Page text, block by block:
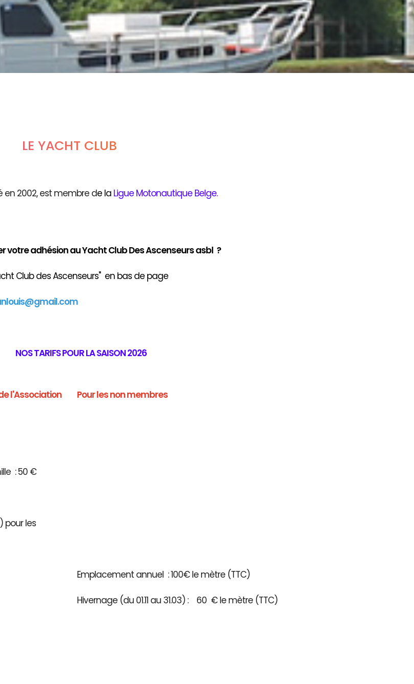
LE YACHT CLUB
en 2002, est membre de la Ligue Motonautique Belge.
votre adhésion au Yacht Club Des Ascenseurs asbl ?
Club des Ascenseurs" en bas de page
TARIFS POUR LA SAISON 2026
l'Association
: 50 €
pour les
Pour les non membres
Emplacement annuel : 100€ le mètre (TTC)
Hivernage (du 01.11 au 31.03) : 60 € le mètre (TTC)